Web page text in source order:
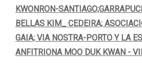
KWONRON-
BELLAS KIM_ CEDEIRA;
GAIA; VIA NOSTRA-PORTO Y LA
ANFITRIONA MOO DUK KWAN -